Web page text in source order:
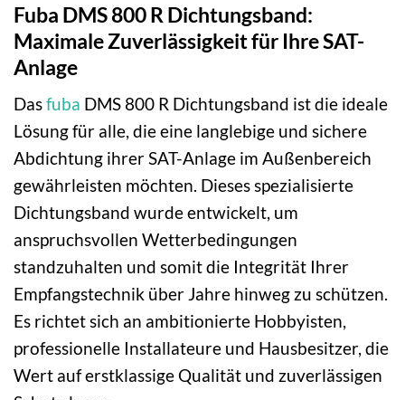
Fuba DMS 800 R Dichtungsband:
Maximale Zuverlässigkeit für Ihre SAT-
Anlage
Dasfuba DMS 800 R Dichtungsband ist die ideale
Lösung für alle, die eine langlebige und sichere
Abdichtung ihrer SAT-Anlage im Außenbereich
gewährleisten möchten. Dieses spezialisierte
Dichtungsband wurde entwickelt, um
anspruchsvollen Wetterbedingungen
standzuhalten und somit die Integrität Ihrer
Empfangstechnik über Jahre hinweg zu schützen.
Es richtet sich an ambitionierte Hobbyisten,
professionelle Installateure und Hausbesitzer, die
Wert auf erstklassige Qualität und zuverlässigen